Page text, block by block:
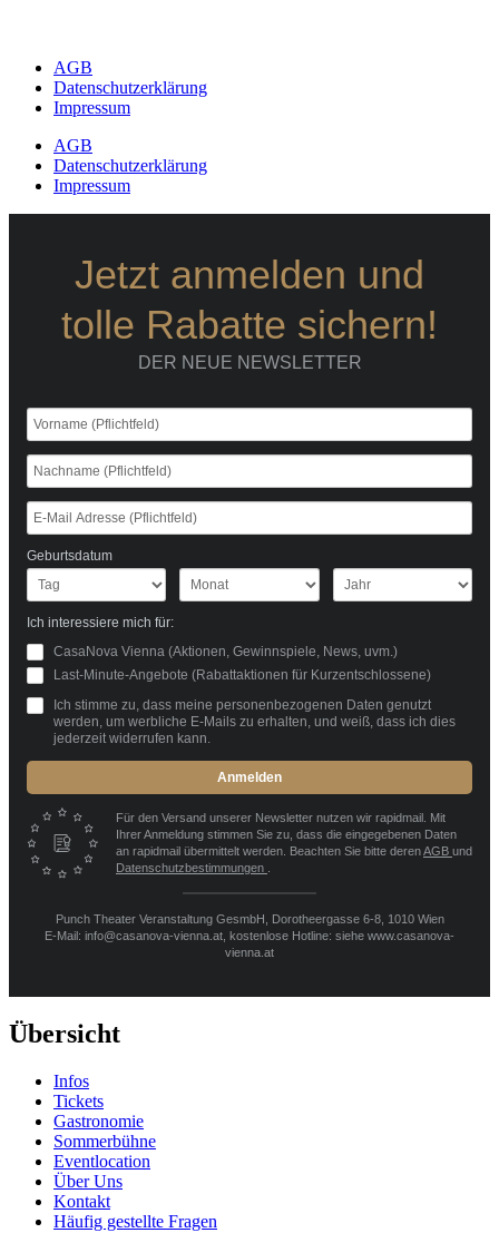
AGB
Datenschutzerklärung
Impressum
AGB
Datenschutzerklärung
Impressum
Jetzt anmelden und
tolle Rabatte sichern!
DER NEUE NEWSLETTER
Geburtsdatum
Ich interessiere mich für:
CasaNova Vienna (Aktionen, Gewinnspiele, News, uvm.)
Last-Minute-Angebote (Rabattaktionen für Kurzentschlossene)
Ich stimme zu, dass meine personenbezogenen Daten genutzt
werden, um werbliche E-Mails zu erhalten, und weiß, dass ich dies
jederzeit widerrufen kann.
Anmelden
Für den Versand unserer Newsletter nutzen wir rapidmail. Mit
Ihrer Anmeldung stimmen Sie zu, dass die eingegebenen Daten
an rapidmail übermittelt werden. Beachten Sie bitte derenAGB und
Datenschutzbestimmungen
Punch Theater Veranstaltung GesmbH, Dorotheergasse 6-8, 1010 Wien
E-Mail: info@casanova-vienna.at, kostenlose Hotline: siehe www.casanova-
vienna.at
Übersicht
Infos
Tickets
Gastronomie
Sommerbühne
Eventlocation
Über Uns
Kontakt
Häufig gestellte Fragen